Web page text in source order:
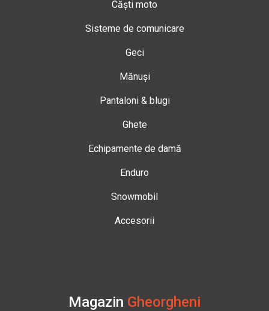
Căști moto
Sisteme de comunicare
Geci
Mănuși
Pantaloni & blugi
Ghete
Echipamente de damă
Enduro
Snowmobil
Accesorii
Magazin Gheorgheni